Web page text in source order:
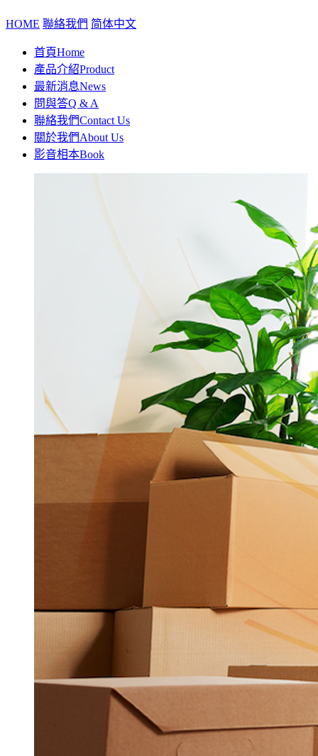
HOME 聯絡我們 简体中文
首頁Home
產品介紹Product
最新消息News
問與答Q & A
聯絡我們Contact Us
關於我們About Us
影音相本Book